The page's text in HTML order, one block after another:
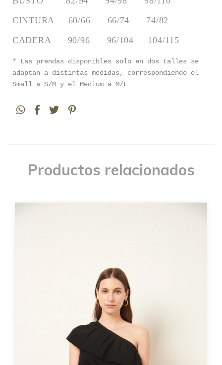
CINTURA     60/66      66/74      74/82
CADERA      90/96      96/104     104/115
* Las prendas disponibles solo en dos talles se
adaptan a distintas medidas, correspondiendo el
Small a S/M y el Medium a M/L
Productos relacionados